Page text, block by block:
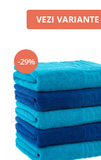
VEZI VARIANTE
-29%